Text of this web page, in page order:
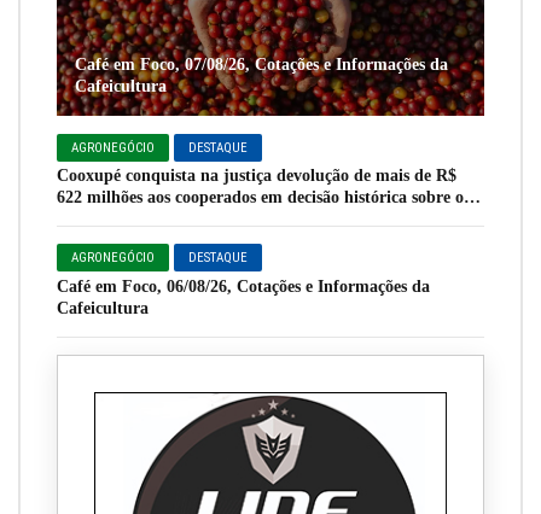
Café em Foco, 07/08/26, Cotações e Informações da
Cafeicultura
AGRONEGÓCIO DESTAQUE
Cooxupé conquista na justiça devolução de mais de R$
622 milhões aos cooperados em decisão histórica sobre o
AGRONEGÓCIO DESTAQUE
Café em Foco, 06/08/26, Cotações e Informações da
Cafeicultura